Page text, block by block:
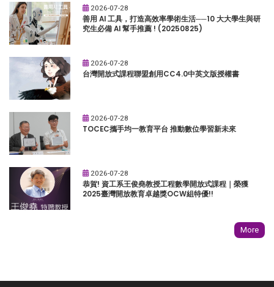
2026-07-28
善用 AI 工具，打造高效率學術生活──10 大大學生與研
究生必備 AI 幫手推薦 ! (20250825)
2026-07-28
台灣開放式課程聯盟創用CC4.0中英文版授權書
2026-07-28
TOCEC攜手均一教育平台 推動數位學習新未來
2026-07-28
恭賀! 資工系王俊堯教授工程數學開放式課程｜榮獲
2025臺灣開放教育卓越獎OCW組特優!!
More